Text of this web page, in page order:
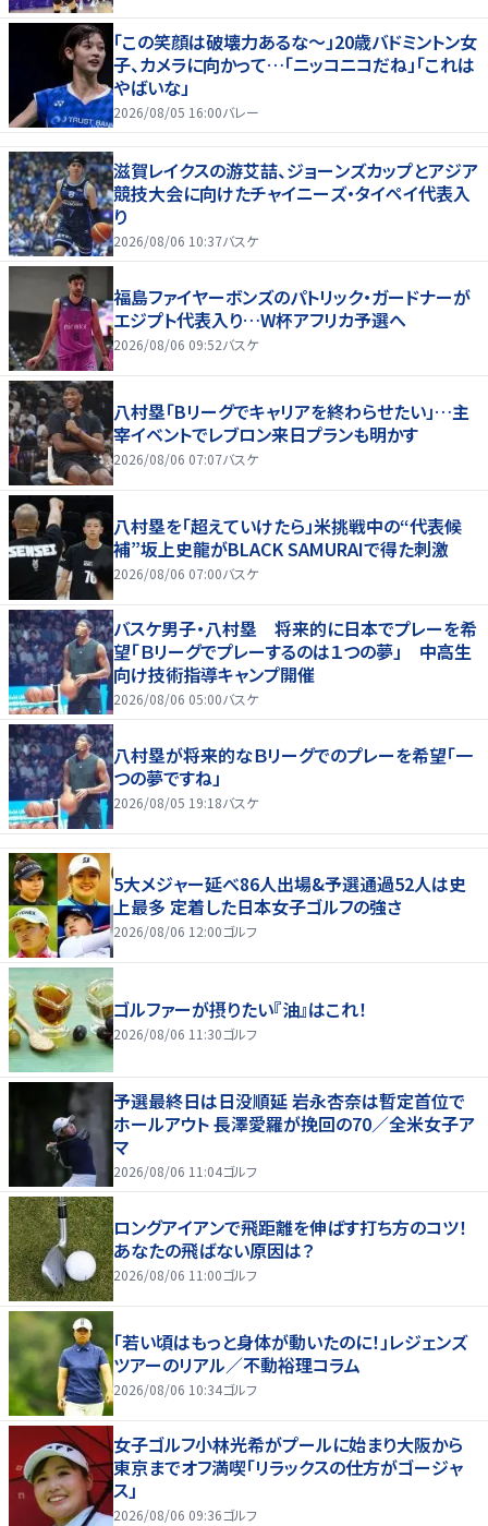
「この笑顔は破壊力あるな〜」20歳バドミントン女
子、カメラに向かって…「ニッコニコだね」「これは
やばいな」
2026/08/05 16:00バレー
滋賀レイクスの游艾喆、ジョーンズカップとアジア
競技大会に向けたチャイニーズ・タイペイ代表入
り
2026/08/06 10:37バスケ
福島ファイヤーボンズのパトリック・ガードナーが
エジプト代表入り…W杯アフリカ予選へ
2026/08/06 09:52バスケ
八村塁「Bリーグでキャリアを終わらせたい」…主
宰イベントでレブロン来日プランも明かす
2026/08/06 07:07バスケ
八村塁を「超えていけたら」米挑戦中の“代表候
補”坂上史龍がBLACK SAMURAIで得た刺激
2026/08/06 07:00バスケ
バスケ男子・八村塁 将来的に日本でプレーを希
望「Ｂリーグでプレーするのは１つの夢」 中高生
向け技術指導キャンプ開催
2026/08/06 05:00バスケ
八村塁が将来的なＢリーグでのプレーを希望「一
つの夢ですね」
2026/08/05 19:18バスケ
5大メジャー延べ86人出場&予選通過52人は史
上最多 定着した日本女子ゴルフの強さ
2026/08/06 12:00ゴルフ
ゴルファーが摂りたい『油』はこれ！
2026/08/06 11:30ゴルフ
予選最終日は日没順延 岩永杏奈は暫定首位で
ホールアウト 長澤愛羅が挽回の70／全米女子ア
マ
2026/08/06 11:04ゴルフ
ロングアイアンで飛距離を伸ばす打ち方のコツ！
あなたの飛ばない原因は？
2026/08/06 11:00ゴルフ
「若い頃はもっと身体が動いたのに！」レジェンズ
ツアーのリアル／不動裕理コラム
2026/08/06 10:34ゴルフ
女子ゴルフ小林光希がプールに始まり大阪から
東京までオフ満喫「リラックスの仕方がゴージャ
ス」
2026/08/06 09:36ゴルフ